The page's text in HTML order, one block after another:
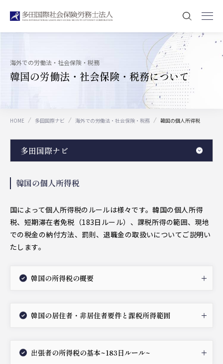
海外での労働法・社会保険・税務
韓国の労働法・社会保険・税務について
HOME 多田国際ナビ 海外での労働法・社会保険・税務 韓国の個人所得税
多田国際ナビ
韓国の個人所得税
国によって個人所得税のルールは様々です。韓国の個人所得
税、短期滞在者免税（183日ルール）、課税所得の範囲、現地
での税金の納付方法、罰則、退職金の取扱いについてご説明い
たします。
韓国の所得税の概要
韓国の居住者・非居住者要件と課税所得範囲
出張者の所得税の基本~183日ルール~